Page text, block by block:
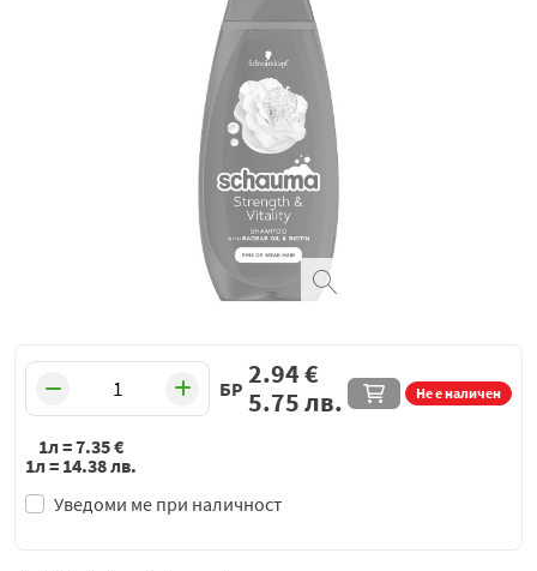
БР Не е наличен
Уведоми ме при наличност
2.94€
5.75лв.
1л =7.35€
1л = 14.38лв.